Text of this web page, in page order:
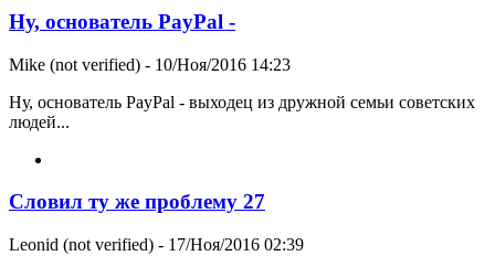
Ну, основатель PayPal -
Mike (not verified) - 10/Ноя/2016 14:23
Ну, основатель PayPal - выходец из дружной семьи советских
людей...
Словил ту же проблему 27
Leonid (not verified) - 17/Ноя/2016 02:39